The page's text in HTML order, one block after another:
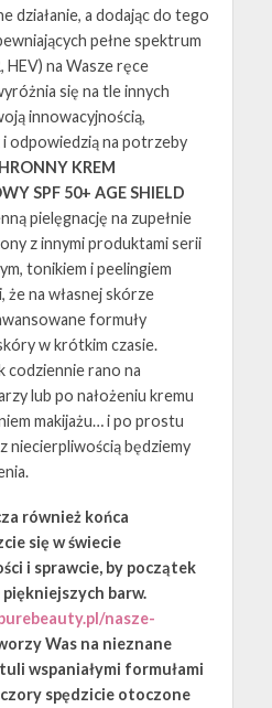
działanie, a dodając do tego
pełne spektrum
HEV) na Wasze ręce
się na tle innych
innowacyjnością,
odpowiedzią na potrzeby
KREM
SPF 50+ AGE SHIELD
pielęgnację na zupełnie
z innymi produktami serii
tonikiem i peelingiem
że na własnej skórze
formuły
w krótkim czasie.
codziennie rano na
lub po nałożeniu kremu
makijażu… i po prostu
niecierpliwością będziemy
również końca
się w świecie
i sprawcie, by początek
barw.
nasze-
Was na nieznane
wspaniałymi formułami
spędzicie otoczone